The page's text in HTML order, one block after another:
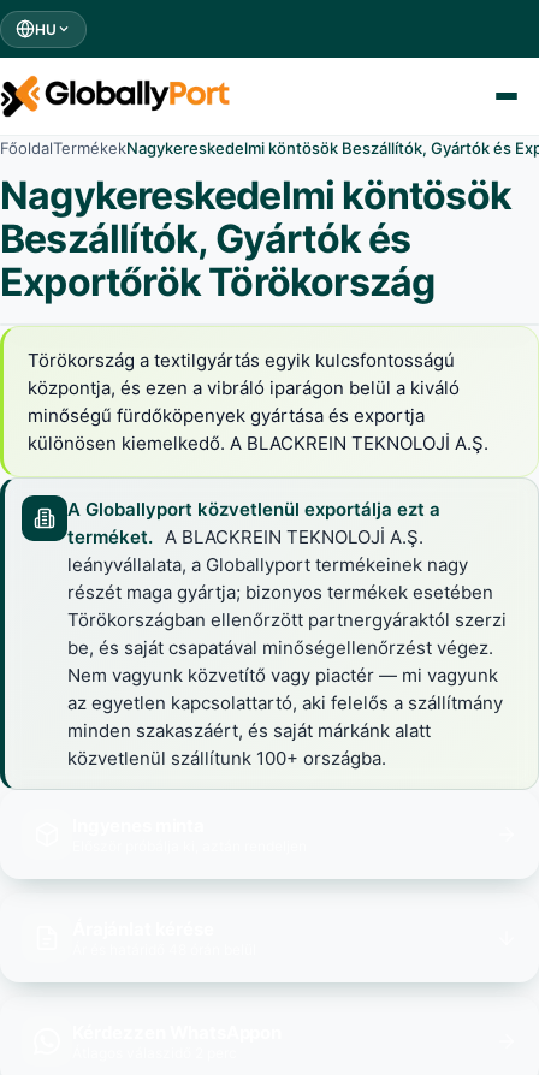
HU
FőoldalTermékekNagykereskedelmi köntösök Beszállítók, Gyártók és
Nagykereskedelmi köntösök
Beszállítók, Gyártók és
Exportőrök Törökország
Törökország a textilgyártás egyik kulcsfontosságú
központja, és ezen a vibráló iparágon belül a kiváló
minőségű fürdőköpenyek gyártása és exportja
különösen kiemelkedő. A BLACKREIN TEKNOLOJİ A.Ş.
A Globallyport közvetlenül exportálja ezt a
terméket. A BLACKREIN TEKNOLOJİ A.Ş.
leányvállalata, a Globallyport termékeinek nagy
részét maga gyártja; bizonyos termékek esetében
Törökországban ellenőrzött partnergyáraktól szerzi
be, és saját csapatával minőségellenőrzést végez.
Nem vagyunk közvetítő vagy piactér — mi vagyunk
az egyetlen kapcsolattartó, aki felelős a szállítmány
minden szakaszáért, és saját márkánk alatt
közvetlenül szállítunk 100+ országba.